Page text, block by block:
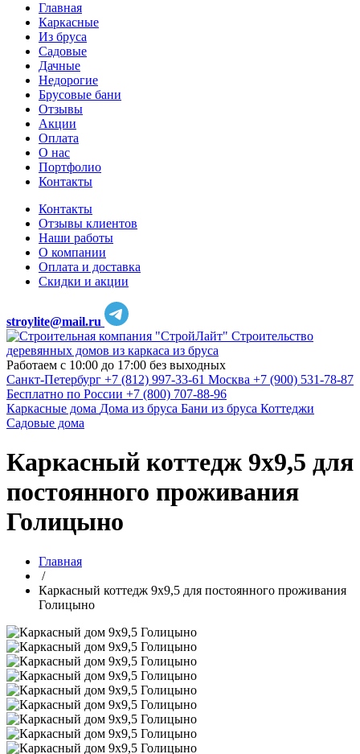
Главная
Каркасные
Из бруса
Садовые
Дачные
Недорогие
Брусовые бани
Отзывы
Акции
Оплата
О нас
Портфолио
Контакты
Контакты
Отзывы клиентов
Наши работы
О компании
Оплата и доставка
Скидки и акции
stroylite@mail.ru
Строительство
деревянных домов из каркаса из бруса
Работаем с 10:00 до 17:00 без выходных
Санкт-Петербург +7 (812) 997-33-61 Москва +7 (900) 531-78-87
Бесплатно по России +7 (800) 707-88-96
Каркасные дома Дома из бруса Бани из бруса Коттеджи
Садовые дома
Каркасный коттедж 9х9,5 для
постоянного проживания
Голицыно
Главная
/
Каркасный коттедж 9х9,5 для постоянного проживания
Голицыно